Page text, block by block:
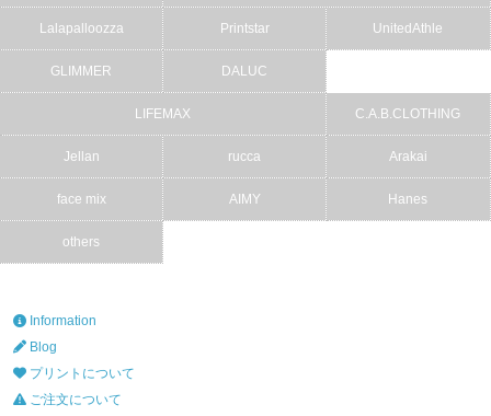
Lalapalloozza Printstar UnitedAthle
GLIMMER DALUC
LIFEMAX C.A.B.CLOTHING
Jellan rucca Arakai
face mix AIMY Hanes
others
Information
Blog
プリントについて
ご注文について